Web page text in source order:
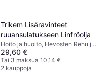
Trikem Lisäravinteet
ruuansulatukseen Linfröolja
Hoito ja huolto, Hevosten Rehu ja
Lisäravinteet
29,60 €
Tai 3 maksua 10,14 €
2 kauppoja